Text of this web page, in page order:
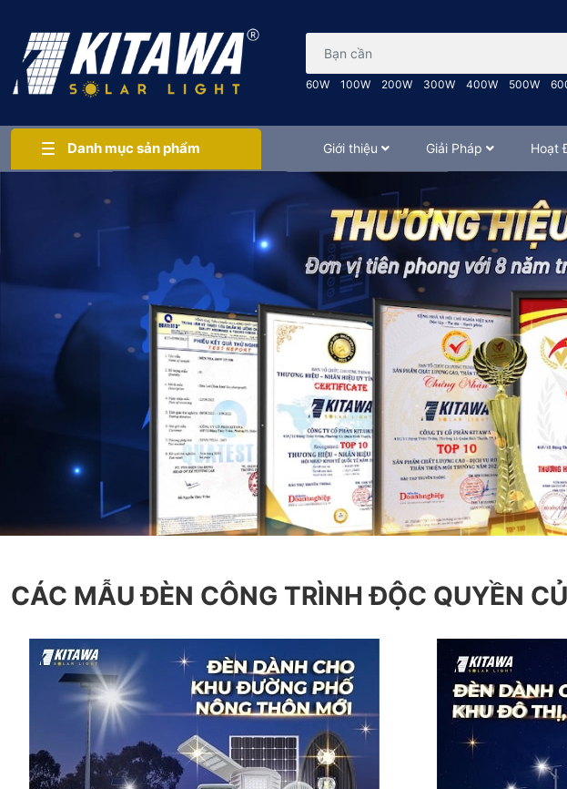
60W 100W 200W 300W 400W 500W
Danh mục sản phẩm Giới thiệu Giải Pháp Hoạt
CÁC MẪU ĐÈN CÔNG TRÌNH ĐỘC QUYỀN